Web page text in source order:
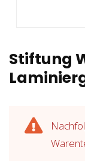
Stiftung